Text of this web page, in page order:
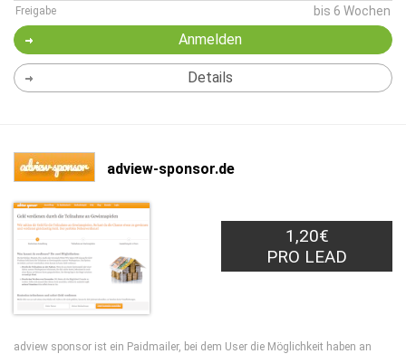
Freigabe bis 6 Wochen
Anmelden
Details
adview-sponsor.de
1,20€
PRO LEAD
adview sponsor ist ein Paidmailer, bei dem User die Möglichkeit haben an